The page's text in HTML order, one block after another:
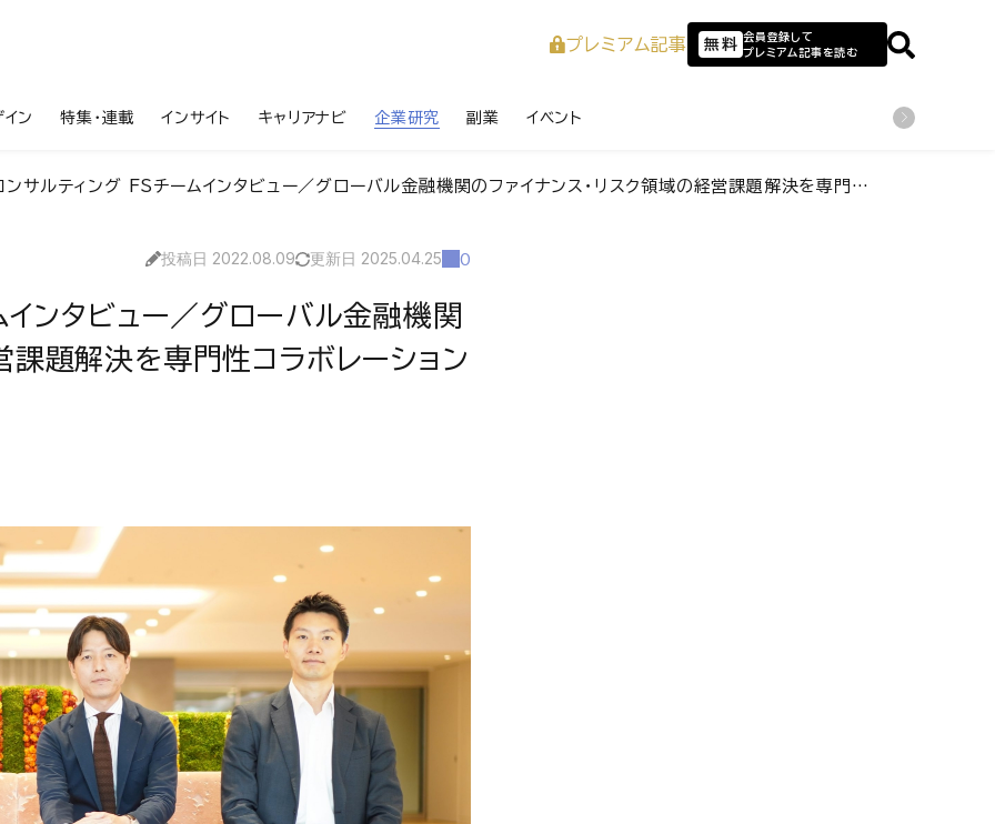
プレミアム記事 無料 会員登録して
プレミアム記事を読む
ン 特集・連載 インサイト キャリアナビ 企業研究 副業 イベント
サルティング FSチームインタビュー／グローバル金融機関のファイナンス・リスク領域の経営課題解決を専門性コラボレーションにより支援
投稿日 2022.08.09 更新日 2025.04.25 0
ンタビュー／グローバル金融機関
課題解決を専門性コラボレーション